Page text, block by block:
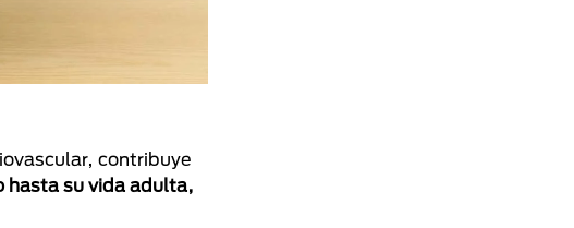
contribuye
hasta su vida adulta,